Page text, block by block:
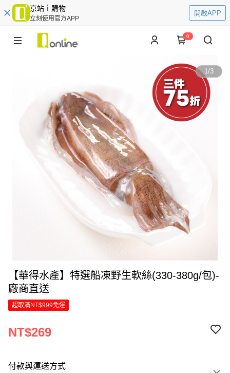
京站ｉ購物
立刻使用官方APP
開啟APP
0
1/3
【華得水產】特選船凍野生軟絲(330-380g/包)-
廠商直送
超取滿NT$999免運
NT$269
付款與運送方式